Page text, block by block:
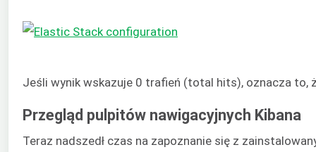
Jeśli wynik wskazuje 0 trafień (total hits), oznacza to,
Przegląd pulpitów nawigacyjnych Kibana
Teraz nadszedł czas na zapoznanie się z